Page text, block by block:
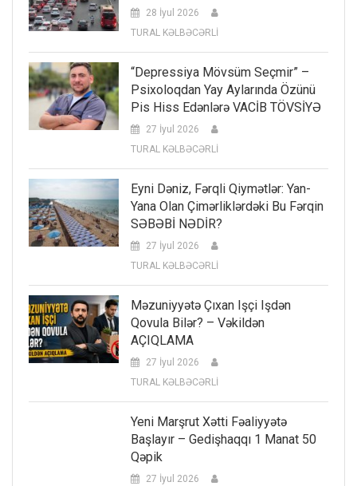
28 İyul 2026
TURAL KƏLBƏCƏRLİ
“Depressiya Mövsüm Seçmir” –
Psixoloqdan Yay Aylarında Özünü
Pis Hiss Edənlərə VACİB TÖVSİYƏ
27 İyul 2026
TURAL KƏLBƏCƏRLİ
Eyni Dəniz, Fərqli Qiymətlər: Yan-
Yana Olan Çimərliklərdəki Bu Fərqin
SƏBƏBİ NƏDİR?
27 İyul 2026
TURAL KƏLBƏCƏRLİ
Məzuniyyətə Çıxan Işçi Işdən
Qovula Bilər? – Vəkildən
AÇIQLAMA
27 İyul 2026
TURAL KƏLBƏCƏRLİ
Yeni Marşrut Xətti Fəaliyyətə
Başlayır – Gedişhaqqı 1 Manat 50
Qəpik
27 İyul 2026